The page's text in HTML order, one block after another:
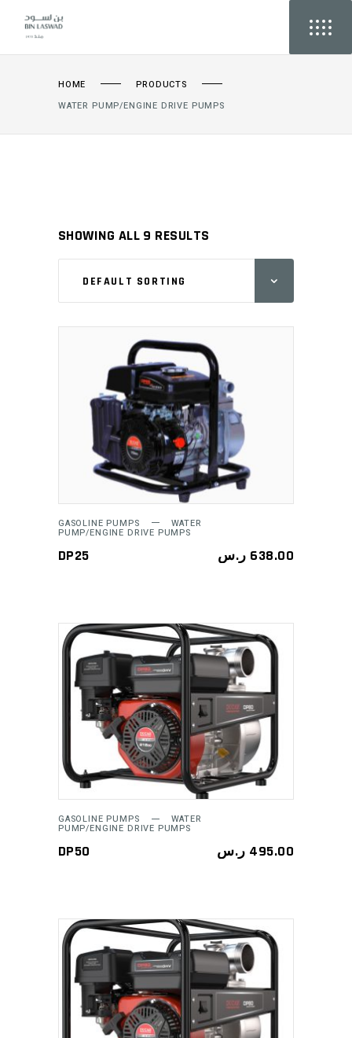
HOME
PRODUCTS
WATER PUMP/ENGINE DRIVE PUMPS
SHOWING ALL 9 RESULTS
DEFAULT SORTING
ADD TO CART
GASOLINE PUMPS WATER
PUMP/ENGINE DRIVE PUMPS
DP25 638.00 ر.س
ADD TO CART
GASOLINE PUMPS WATER
PUMP/ENGINE DRIVE PUMPS
DP50 495.00 ر.س
ADD TO CART